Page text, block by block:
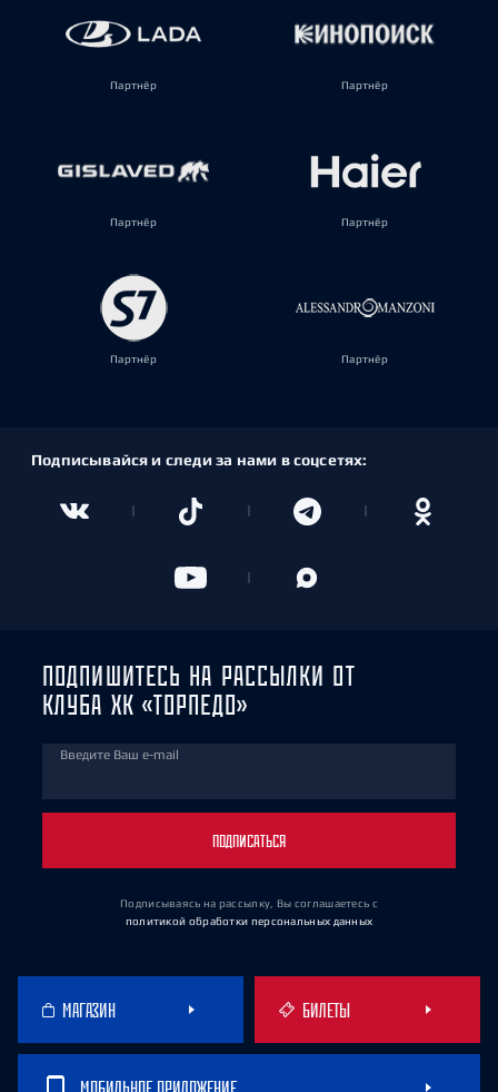
Партнёр Партнёр
Партнёр Партнёр
Партнёр Партнёр
Подписывайся и следи за нами в соцсетях:
ПОДПИШИТЕСЬ НА РАССЫЛКИ ОТ
КЛУБА ХК «ТОРПЕДО»
Введите Ваш e-mail
ПОДПИСАТЬСЯ
Подписываясь на рассылку, Вы соглашаетесь с
политикой обработки персональных данных
МАГАЗИН БИЛЕТЫ